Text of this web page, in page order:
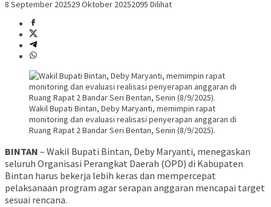
8 September 202529 Oktober 20252095 Dilihat
Wakil Bupati Bintan, Deby Maryanti, memimpin rapat
monitoring dan evaluasi realisasi penyerapan anggaran di
Ruang Rapat 2 Bandar Seri Bentan, Senin (8/9/2025).
BINTAN – Wakil Bupati Bintan, Deby Maryanti, menegaskan
seluruh Organisasi Perangkat Daerah (OPD) di Kabupaten
Bintan harus bekerja lebih keras dan mempercepat
pelaksanaan program agar serapan anggaran mencapai target
sesuai rencana.